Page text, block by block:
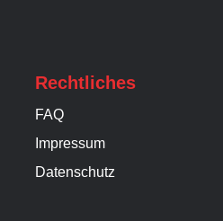
Rechtliches
FAQ
Impressum
Datenschutz